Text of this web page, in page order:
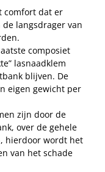
comfort dat er
langsdrager van
composiet
lasnaadklem
blijven. De
eigen gewicht per
zijn door de
over de gehele
hierdoor wordt het
van het schade